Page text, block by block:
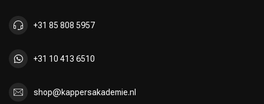
+31 85 808 5957
+31 10 413 6510
shop@kappersakademie.nl